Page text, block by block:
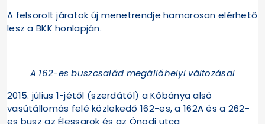
A felsorolt járatok új menetrendje hamarosan elérhető
lesz aBKK honlapján.
A 162-es buszcsalád megállóhelyi változásai
2015. július 1-jétől (szerdától) a Kőbánya alsó
vasútállomás felé közlekedő 162-es, a 162A és a 262-
es busz az Élessarok és az Ónodi utca